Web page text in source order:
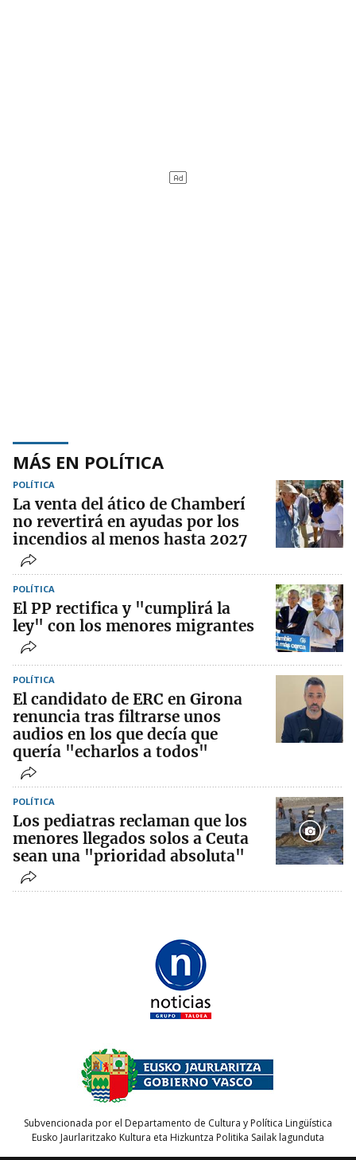
MÁS EN POLÍTICA
POLÍTICA
La venta del ático de Chamberí
no revertirá en ayudas por los
incendios al menos hasta 2027
POLÍTICA
El PP rectifica y "cumplirá la
ley" con los menores migrantes
POLÍTICA
El candidato de ERC en Girona
renuncia tras filtrarse unos
audios en los que decía que
quería "echarlos a todos"
POLÍTICA
Los pediatras reclaman que los
menores llegados solos a Ceuta
sean una "prioridad absoluta"
Subvencionada por el Departamento de Cultura y Política Lingüística
Eusko Jaurlaritzako Kultura eta Hizkuntza Politika Sailak lagunduta